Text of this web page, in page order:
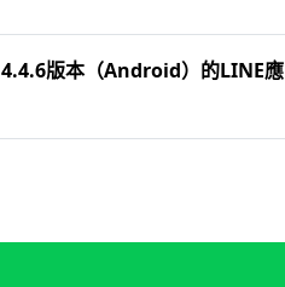
版本（Android）的LINE應